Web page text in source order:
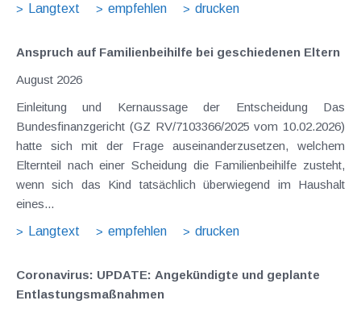
Langtext
empfehlen drucken
Anspruch auf Familienbeihilfe bei geschiedenen Eltern
August 2026
Einleitung und Kernaussage der Entscheidung Das
Bundesfinanzgericht (GZ RV/7103366/2025 vom 10.02.2026)
hatte sich mit der Frage auseinanderzusetzen, welchem
Elternteil nach einer Scheidung die Familienbeihilfe zusteht,
wenn sich das Kind tatsächlich überwiegend im Haushalt
eines...
Langtext
empfehlen drucken
Coronavirus: UPDATE: Angekündigte und geplante
Entlastungsmaßnahmen